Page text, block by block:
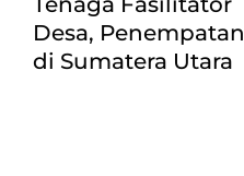
Desa, Penempatan
di Sumatera Utara